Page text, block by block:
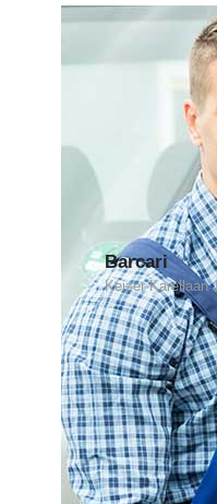
Barcari
Keizer Karellaan